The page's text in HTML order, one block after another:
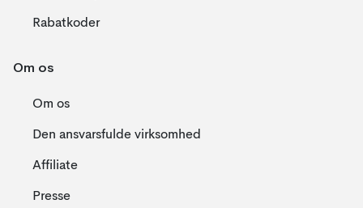
Rabatkoder
Om os
Om os
Den ansvarsfulde virksomhed
Affiliate
Presse